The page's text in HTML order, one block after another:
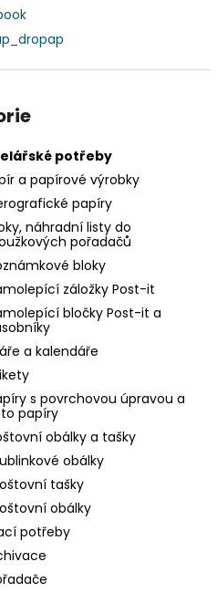
potřeby
a papírové výrobky
papíry
náhradní listy do
pořadačů
bloky
záložky Post-it
bločky Post-it a
a kalendáře
s povrchovou úpravou a
papíry
obálky a tašky
obálky
tašky
obálky
potřeby
70103, A3, 2 VÁLCE
2 667 Kč